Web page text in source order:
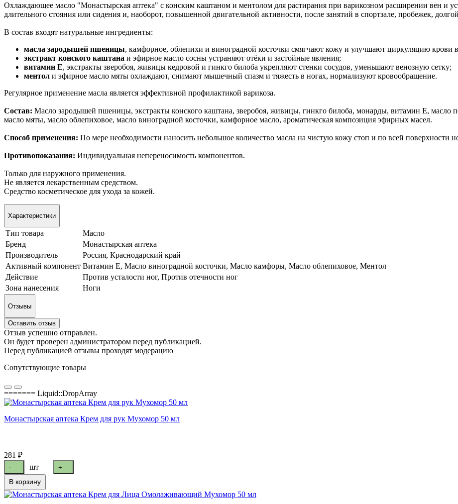
Охлаждающее масло "Монастырская аптека" с конским каштаном и ментолом для растирания при варикозном расширении вен и
длительного стояния или сидения и, наоборот, повышенной двигательной активности, после занятий в спортзале, пробежек,
В состав входят натуральные ингредиенты:
масла зародышей пшеницы, камфорное, облепихи и виноградной косточки смягчают кожу и улучшают циркуляцию крови в
экстракт конского каштана и эфирное масло сосны устраняют отёки и застойные явления;
витамин Е, экстракты зверобоя, живицы кедровой и гинкго билоба укрепляют стенки сосудов, уменьшают венозную сетку;
ментол и эфирное масло мяты охлаждают, снимают мышечный спазм и тяжесть в ногах, нормализуют кровообращение.
Регулярное применение масла является эффективной профилактикой варикоза.
Состав: Масло зародышей пшеницы, экстракты конского каштана, зверобоя, живицы, гинкго билоба, монарды, витамин Е, масло
масло мяты, масло облепиховое, масло виноградной косточки, камфорное масло, ароматическая композиция эфирных масел.
Способ применения: По мере необходимости наносить небольшое количество масла на чистую кожу стоп и по всей поверхности
Противопоказания: Индивидуальная непереносимость компонентов.
Только для наружного применения.
Не является лекарственным средством.
Средство косметическое для ухода за кожей.
Характеристики
Тип товара
Масло
Бренд
Монастырская аптека
Производитель
Россия, Краснодарский край
Активный компонент Витамин Е, Масло виноградной косточки, Масло камфоры, Масло облепиховое, Ментол
Действие
Против усталости ног, Против отечности ног
Зона нанесения
Ноги
Отзывы
Оставить отзыв
Отзыв успешно отправлен.
Он будет проверен администратором перед публикацией.
Перед публикацией отзывы проходят модерацию
Сопутствующие товары
======= Liquid::DropArray
Монастырская аптека Крем для рук Мухомор 50 мл
281 ₽
- шт +
В корзину